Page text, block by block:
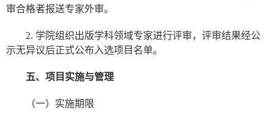
审合格者报送专家外审。
2. 学院组织出版学科领域专家进行评审，评审结果经公
示无异议后正式公布入选项目名单。
五、项目实施与管理
（一）实施期限